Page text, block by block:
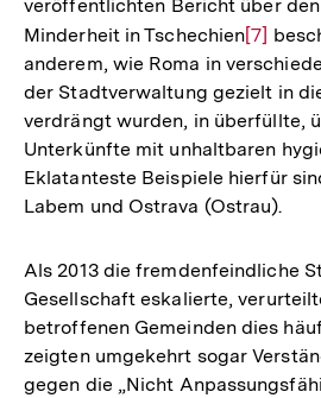
veröffentlichten Bericht über
Minderheit in TschechienZur
der
Fußnote
[7]
anderem, wie Roma in
der Stadtverwaltung gezielt in
verdrängt wurden, in überfüllte,
Unterkünfte mit unhaltbaren
Eklatanteste Beispiele hierfür
Labem und Ostrava (Ostrau).
Als 2013 die fremdenfeindliche
Gesellschaft eskalierte,
betroffenen Gemeinden dies
zeigten umgekehrt sogar
gegen die „Nicht